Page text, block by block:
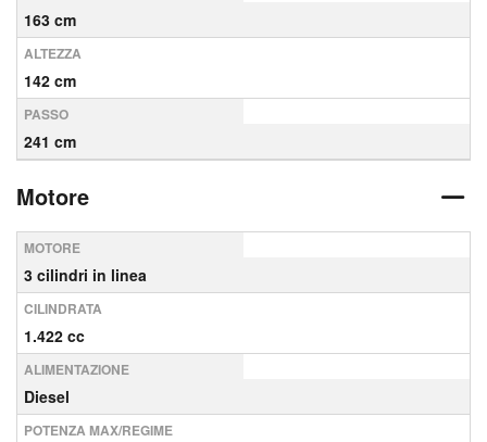
163 cm
ALTEZZA
142 cm
PASSO
241 cm
Motore
MOTORE
3 cilindri in linea
CILINDRATA
1.422 cc
ALIMENTAZIONE
Diesel
POTENZA MAX/REGIME